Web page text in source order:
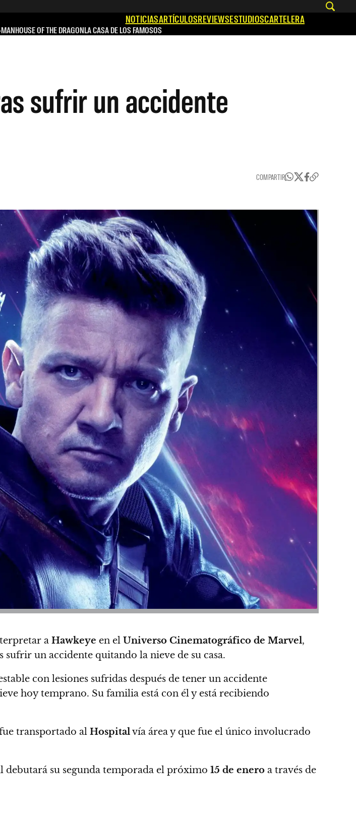
NOTICIASARTÍCULOSREVIEWSESTUDIOSCARTELERA
HOUSE OF THE DRAGONLA CASA DE LOS FAMOSOS
sufrir un accidente
COMPARTIR
a Hawkeye en el Universo Cinematográfico de Marvel,
sufrir un accidente quitando la nieve de su casa.
con lesiones sufridas después de tener un accidente
hoy temprano. Su familia está con él y está recibiendo
transportado al Hospitalvía área y que fue el único involucrado
debutará su segunda temporada el próximo 15 de enero a través de